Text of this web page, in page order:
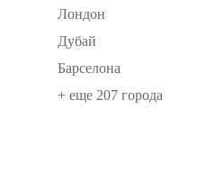
Лондон
Дубай
Барселона
+ еще 207 города